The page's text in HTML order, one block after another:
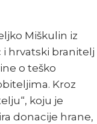
Miškulin iz
i hrvatski branitelj
o teško
Kroz
koju je
donacije hrane,